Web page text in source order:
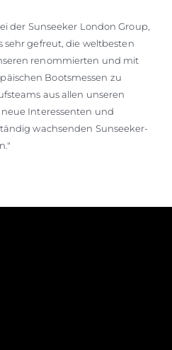
der Sunseeker London Group,
gefreut, die weltbesten
renommierten und mit
Bootsmessen zu
aus allen unseren
Interessenten und
wachsenden Sunseeker-